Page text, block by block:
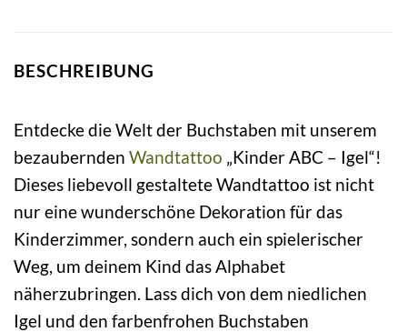
BESCHREIBUNG
Entdecke die Welt der Buchstaben mit unserem
bezaubernden Wandtattoo „Kinder ABC – Igel“!
Dieses liebevoll gestaltete Wandtattoo ist nicht
nur eine wunderschöne Dekoration für das
Kinderzimmer, sondern auch ein spielerischer
Weg, um deinem Kind das Alphabet
näherzubringen. Lass dich von dem niedlichen
Igel und den farbenfrohen Buchstaben